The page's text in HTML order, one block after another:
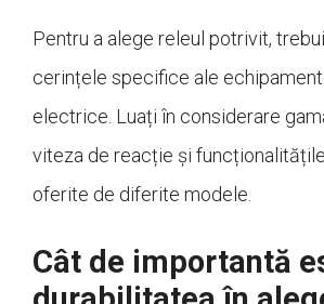
Pentru a alege releul potrivit,
cerințele specifice ale
electrice. Luați în considerare
viteza de reacție și
oferite de diferite modele.
Cât de importantă